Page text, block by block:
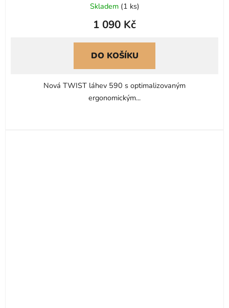
Skladem (1 ks)
1 090 Kč
DO KOŠÍKU
Nová TWIST láhev 590 s optimalizovaným
ergonomickým...